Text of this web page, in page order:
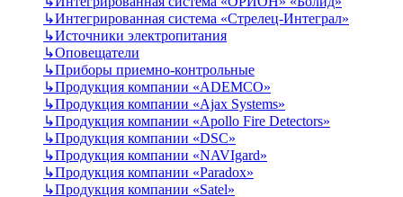
↳Интегрированная система «Стрелец-Интеграл»
↳Источники электропитания
↳Оповещатели
↳Приборы приемно-контрольные
↳Продукция компании «ADEMCO»
↳Продукция компании «Ajax Systems»
↳Продукция компании «Apollo Fire Detectors»
↳Продукция компании «DSC»
↳Продукция компании «NAVIgard»
↳Продукция компании «Paradox»
↳Продукция компании «Satel»